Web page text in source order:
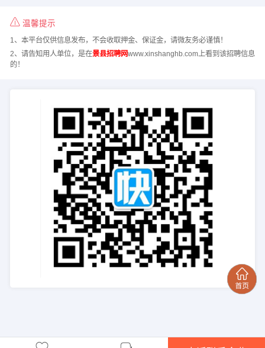
温馨提示
1、本平台仅供信息发布，不会收取押金、保证金，请微友务必谨慎！
2、请告知用人单位，是在景县招聘网www.xinshanghb.com上看到该招聘信息
的！